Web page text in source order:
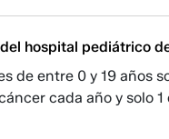
hospital pediátrico
de entre 0 y 19 años
cada año y solo 1